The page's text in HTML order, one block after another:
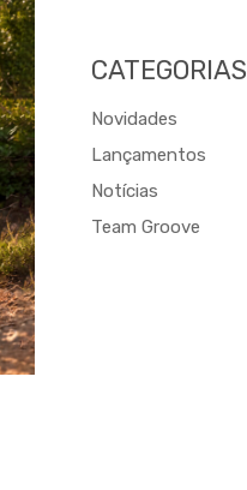
CATEGORIAS
Novidades
Lançamentos
Notícias
Team Groove